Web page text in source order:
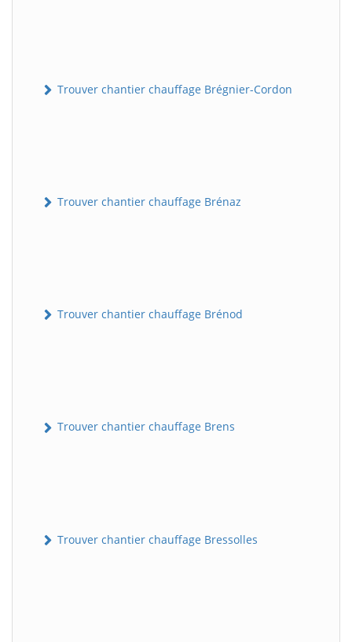
Trouver chantier chauffage Brégnier-Cordon
Trouver chantier chauffage Brénaz
Trouver chantier chauffage Brénod
Trouver chantier chauffage Brens
Trouver chantier chauffage Bressolles